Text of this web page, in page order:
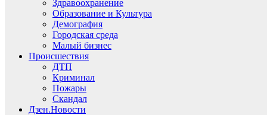
Здравоохранение
Образование и Культура
Демография
Городская среда
Малый бизнес
Происшествия
ДТП
Криминал
Пожары
Скандал
Дзен.Новости